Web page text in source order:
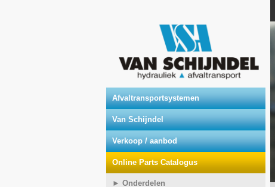
Afvaltransportsystemen
Van Schijndel
Verkoop / aanbod
Online Parts Catalogus
► Onderdelen